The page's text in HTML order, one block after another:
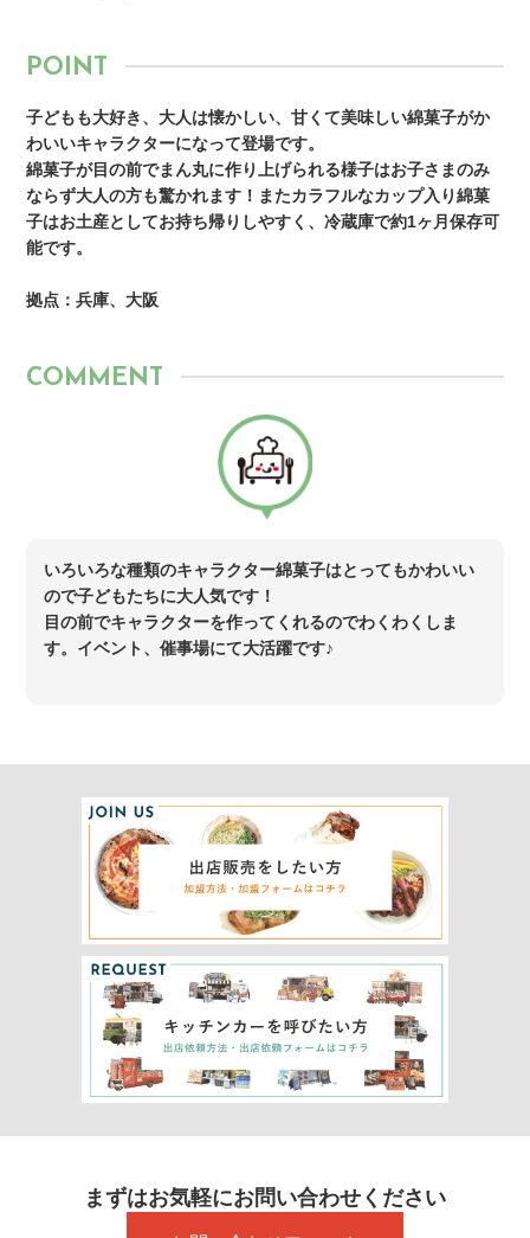
POINT
子どもも大好き、大人は懐かしい、甘くて美味しい綿菓子がか
わいいキャラクターになって登場です。
綿菓子が目の前でまん丸に作り上げられる様子はお子さまのみ
ならず大人の方も驚かれます！またカラフルなカップ入り綿菓
子はお土産としてお持ち帰りしやすく、冷蔵庫で約1ヶ月保存可
能です。
拠点：兵庫、大阪
COMMENT
いろいろな種類のキャラクター綿菓子はとってもかわいい
ので子どもたちに大人気です！
目の前でキャラクターを作ってくれるのでわくわくしま
す。イベント、催事場にて大活躍です♪
まずはお気軽にお問い合わせください